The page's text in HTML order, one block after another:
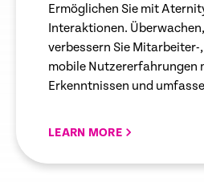
Ermöglichen Sie mit
Interaktionen.
verbessern Sie Mitarbeiter-
mobile Nutzererfahrungen
Erkenntnissen und
LEARN MORE